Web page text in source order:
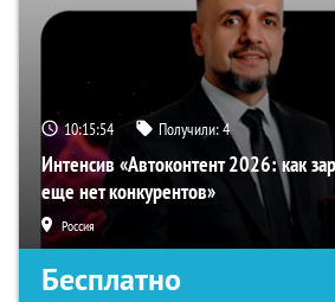
10:15:53 Получили:4
Интенсив «Автоконтент 2026: как
еще нет конкурентов»
Россия
Бесплатно